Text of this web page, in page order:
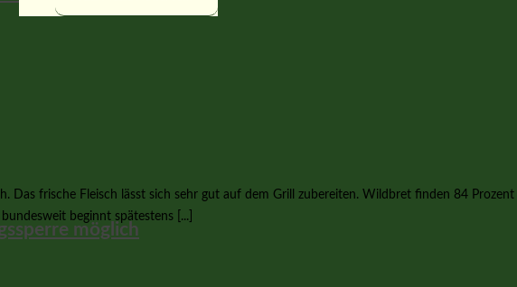
Das frische Fleisch lässt sich sehr gut auf dem Grill zubereiten. Wildbret finden 84
beginnt spätestens [...]
möglich